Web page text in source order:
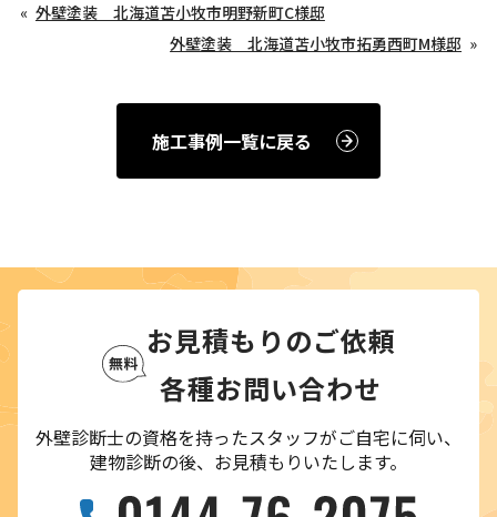
外壁塗装 北海道苫小牧市明野新町C様邸
外壁塗装 北海道苫小牧市拓勇西町M様邸
施工事例一覧に戻る
お見積もりのご依頼
各種お問い合わせ
外壁診断士の資格を持ったスタッフがご自宅に伺い、
建物診断の後、お見積もりいたします。